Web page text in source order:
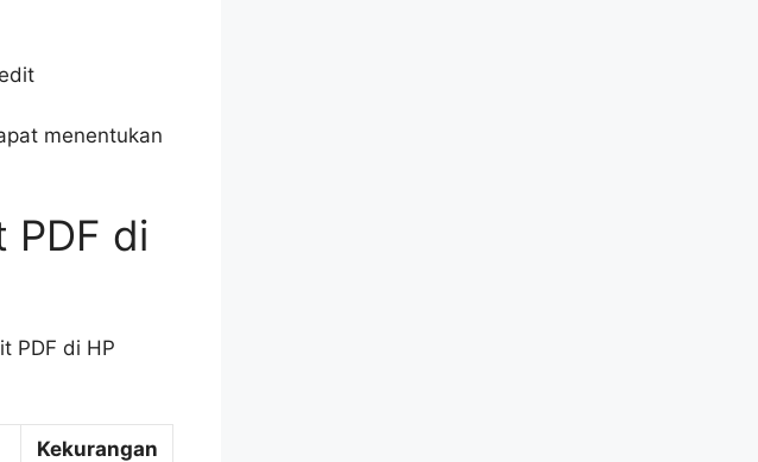
menentukan
PDF di
PDF di HP
Kekurangan